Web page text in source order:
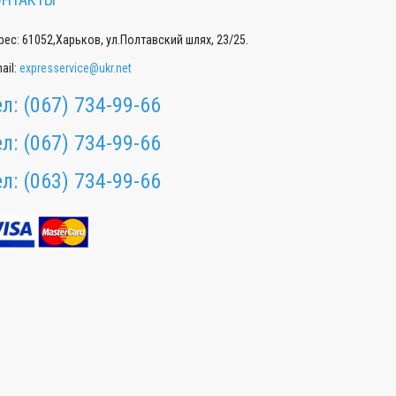
61052,Харьков, ул.Полтавский шлях, 23/25.
expresservice@ukr.net
(067) 734-99-66
(067) 734-99-66
(063) 734-99-66